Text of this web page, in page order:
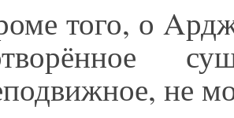
того, о
не